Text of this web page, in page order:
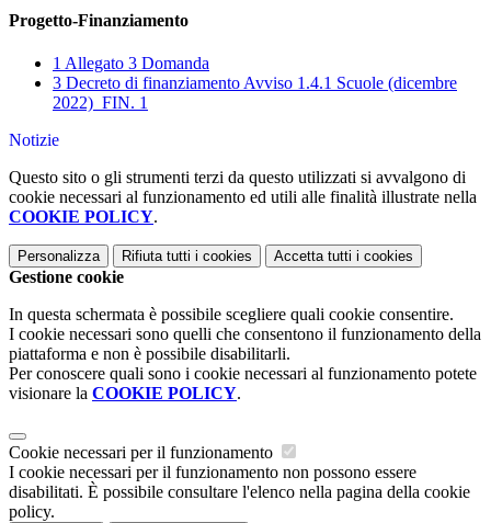
Progetto-Finanziamento
1 Allegato 3 Domanda
3 Decreto di finanziamento Avviso 1.4.1 Scuole (dicembre
2022)_FIN. 1
Notizie
Questo sito o gli strumenti terzi da questo utilizzati si avvalgono di
cookie necessari al funzionamento ed utili alle finalità illustrate nella
COOKIE POLICY.
Personalizza Rifiuta tutti i cookies Accetta tutti i cookies
Gestione cookie
In questa schermata è possibile scegliere quali cookie consentire.
I cookie necessari sono quelli che consentono il funzionamento della
piattaforma e non è possibile disabilitarli.
Per conoscere quali sono i cookie necessari al funzionamento potete
visionare la COOKIE POLICY.
Cookie necessari per il funzionamento
I cookie necessari per il funzionamento non possono essere
disabilitati. È possibile consultare l'elenco nella pagina della cookie
policy.